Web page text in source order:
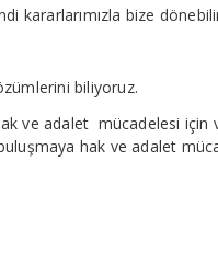
kararlarımızla bize
biliyoruz.
ve adalet mücadelesi için
hak ve adalet